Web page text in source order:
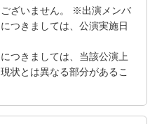
ざいません。 ※出演メンバ
つきましては、公演実施日
つきましては、当該公演上
状とは異なる部分があるこ